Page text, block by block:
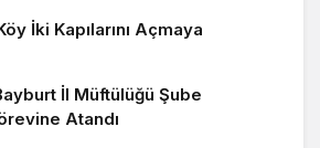
İki Kapılarını Açmaya
İl Müftülüğü Şube
Atandı